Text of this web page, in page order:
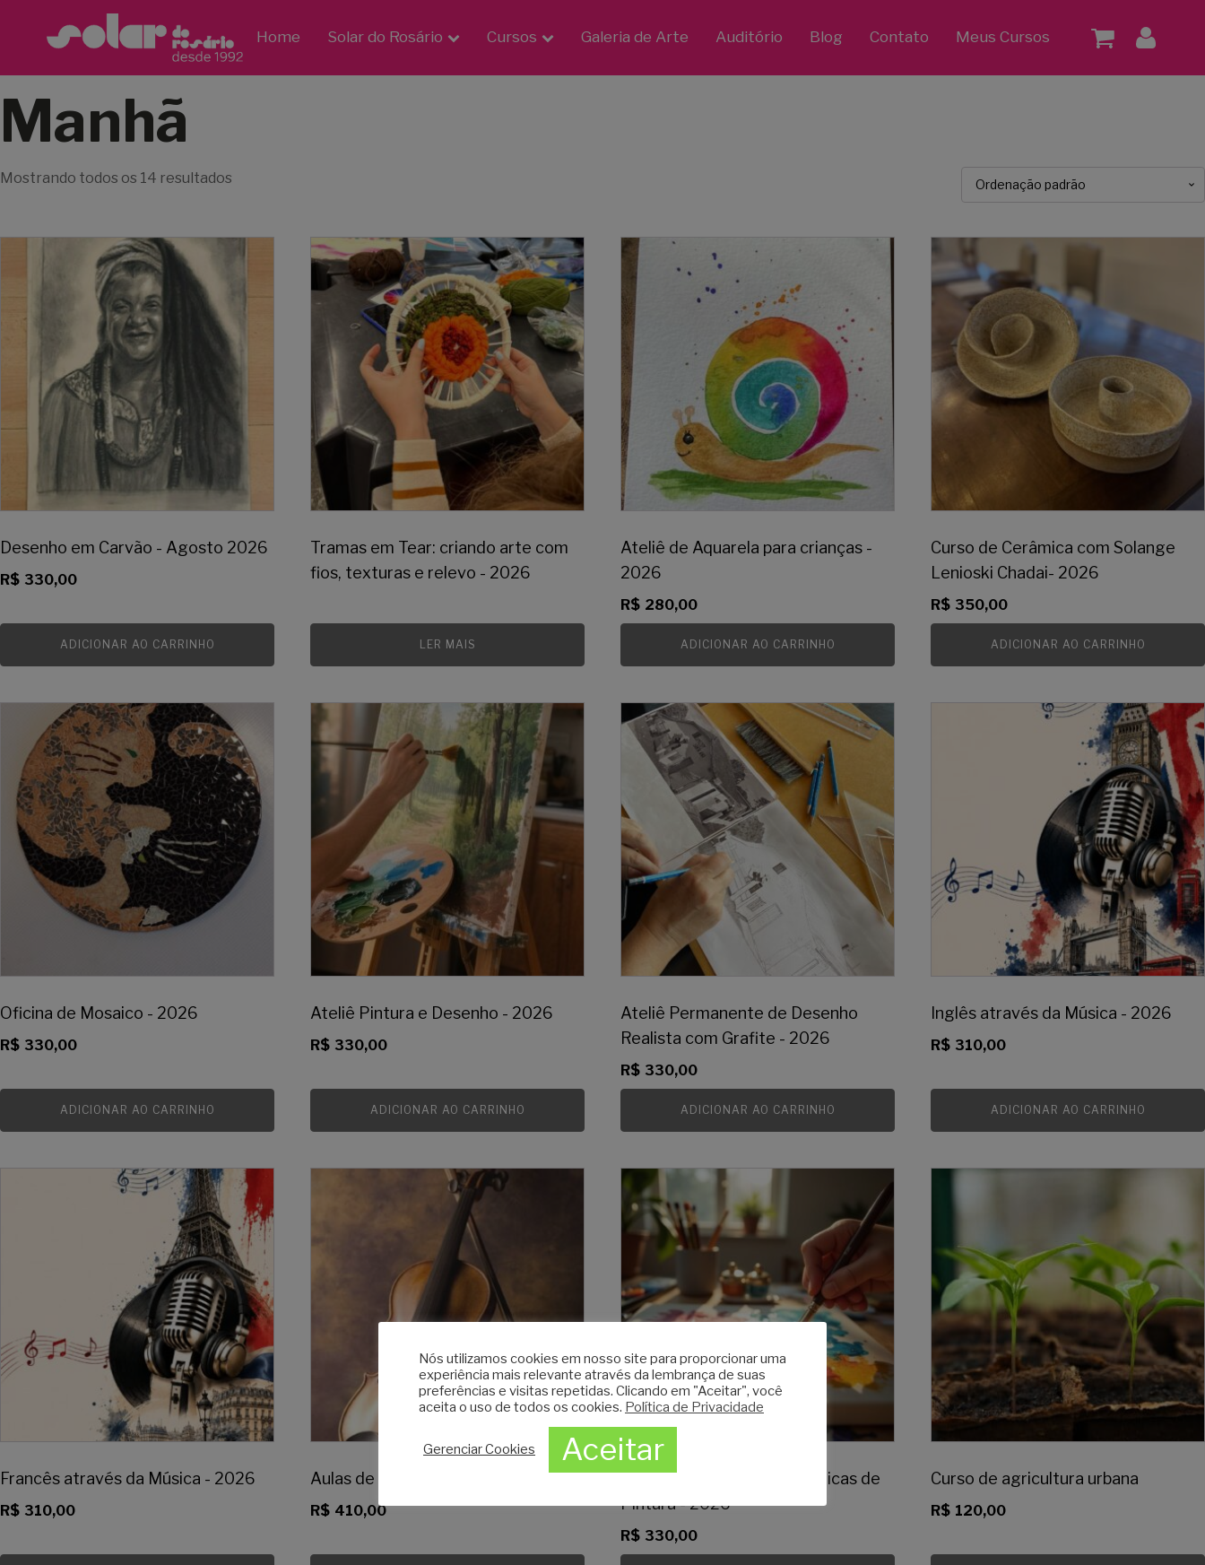
Home Solar do Rosário Cursos Galeria de Arte Auditório Blog Contato Meus Cursos
Manhã
Mostrando todos os 14 resultados
Desenho em Carvão - Agosto 2026
R$ 330,00
ADICIONAR AO CARRINHO
Tramas em Tear: criando arte com
fios, texturas e relevo - 2026
LER MAIS
Ateliê de Aquarela para crianças -
2026
R$ 280,00
ADICIONAR AO CARRINHO
Curso de Cerâmica com Solange
Lenioski Chadai- 2026
R$ 350,00
ADICIONAR AO CARRINHO
Oficina de Mosaico - 2026
R$ 330,00
ADICIONAR AO CARRINHO
Ateliê Pintura e Desenho - 2026
R$ 330,00
ADICIONAR AO CARRINHO
Ateliê Permanente de Desenho
Realista com Grafite - 2026
R$ 330,00
ADICIONAR AO CARRINHO
Inglês através da Música - 2026
R$ 310,00
ADICIONAR AO CARRINHO
Francês através da Música - 2026
R$ 310,00
Aulas de Violino - 2026
R$ 410,00
Ateliê Permanente de Técnicas de
Pintura - 2026
R$ 330,00
Curso de agricultura urbana
R$ 120,00
Nós utilizamos cookies em nosso site para proporcionar uma
experiência mais relevante através da lembrança de suas
preferências e visitas repetidas. Clicando em "Aceitar", você
aceita o uso de todos os cookies. Política de Privacidade
Gerenciar Cookies Aceitar